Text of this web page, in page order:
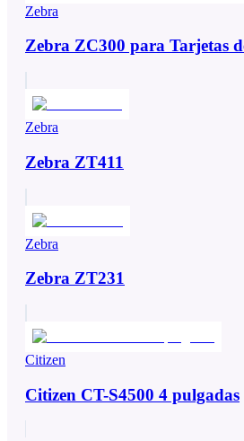
Zebra
Zebra ZC300 para Tarjetas
Zebra
Zebra ZT411
Zebra
Zebra ZT231
Citizen
Citizen CT-S4500 4 pulgadas